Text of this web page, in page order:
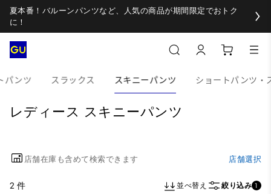
夏本番！バルーンパンツなど、人気の商品が期間限定でおトク
に！
パンツ スラックス スキニーパンツ ショートパンツ・
レディース スキニーパンツ
店舗在庫も含めて検索できます 店舗選択
2 件 並べ替え 絞り込み 1